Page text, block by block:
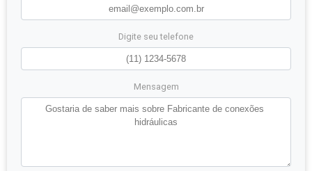
Digite seu telefone
Mensagem